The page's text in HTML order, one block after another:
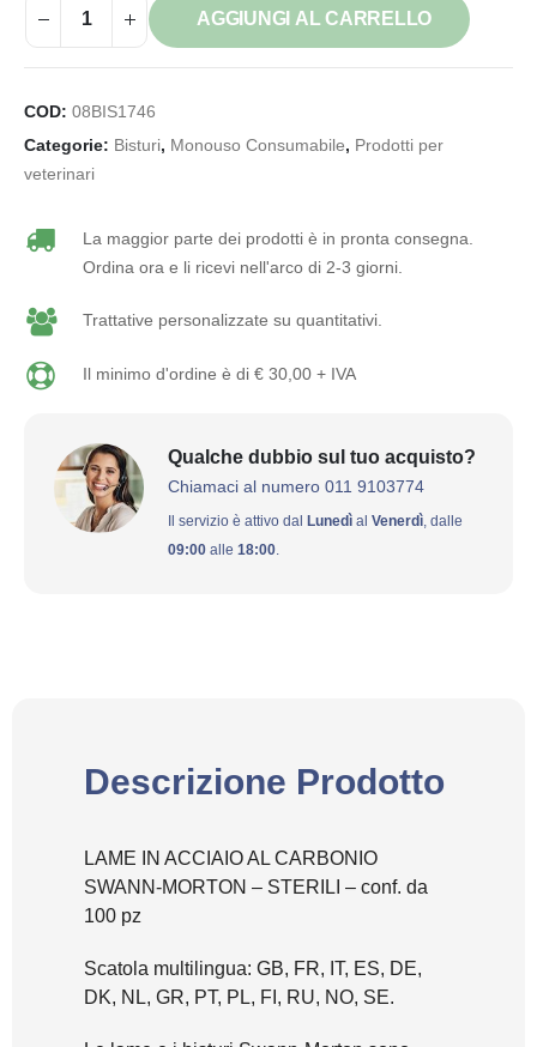
AGGIUNGI AL CARRELLO
COD: 08BIS1746
Categorie: Bisturi, Monouso Consumabile, Prodotti per
veterinari
La maggior parte dei prodotti è in pronta consegna.
Ordina ora e li ricevi nell'arco di 2-3 giorni.
Trattative personalizzate su quantitativi.
Il minimo d'ordine è di € 30,00 + IVA
Qualche dubbio sul tuo acquisto?
Chiamaci al numero 011 9103774
Il servizio è attivo dal Lunedì al Venerdì , dalle
09:00 alle 18:00
Descrizione Prodotto
LAME IN ACCIAIO AL CARBONIO
SWANN-MORTON – STERILI – conf. da
100 pz
Scatola multilingua: GB, FR, IT, ES, DE,
DK, NL, GR, PT, PL, FI, RU, NO, SE.